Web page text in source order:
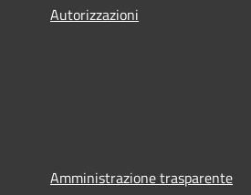
Autorizzazioni
Amministrazione trasparente